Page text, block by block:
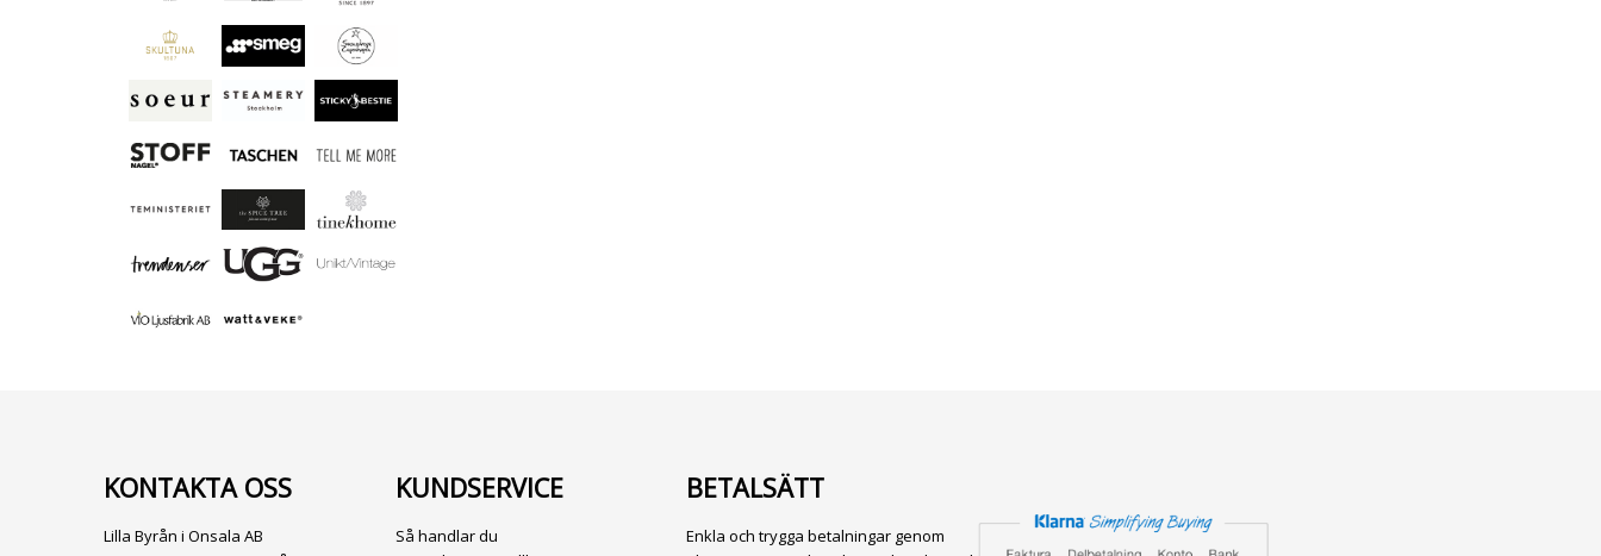
KONTAKTA OSS
Lilla Byrån i Onsala AB
KUNDSERVICE
Så handlar du
BETALSÄTT
Enkla och trygga betalningar genom